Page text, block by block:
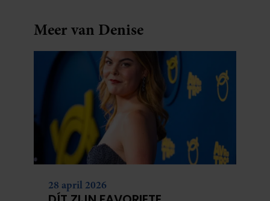
Meer van Denise
28 april 2026